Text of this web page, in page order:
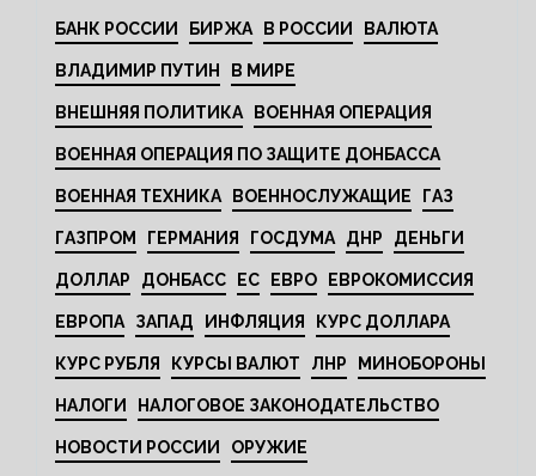
БАНК РОССИИ БИРЖА В РОССИИ ВАЛЮТА
ВЛАДИМИР ПУТИН В МИРЕ
ВНЕШНЯЯ ПОЛИТИКА ВОЕННАЯ ОПЕРАЦИЯ
ВОЕННАЯ ОПЕРАЦИЯ ПО ЗАЩИТЕ ДОНБАССА
ВОЕННАЯ ТЕХНИКА ВОЕННОСЛУЖАЩИЕ ГАЗ
ГАЗПРОМ ГЕРМАНИЯ ГОСДУМА ДНР ДЕНЬГИ
ДОЛЛАР ДОНБАСС ЕС ЕВРО ЕВРОКОМИССИЯ
ЕВРОПА ЗАПАД ИНФЛЯЦИЯ КУРС ДОЛЛАРА
КУРС РУБЛЯ КУРСЫ ВАЛЮТ ЛНР МИНОБОРОНЫ
НАЛОГИ НАЛОГОВОЕ ЗАКОНОДАТЕЛЬСТВО
НОВОСТИ РОССИИ ОРУЖИЕ